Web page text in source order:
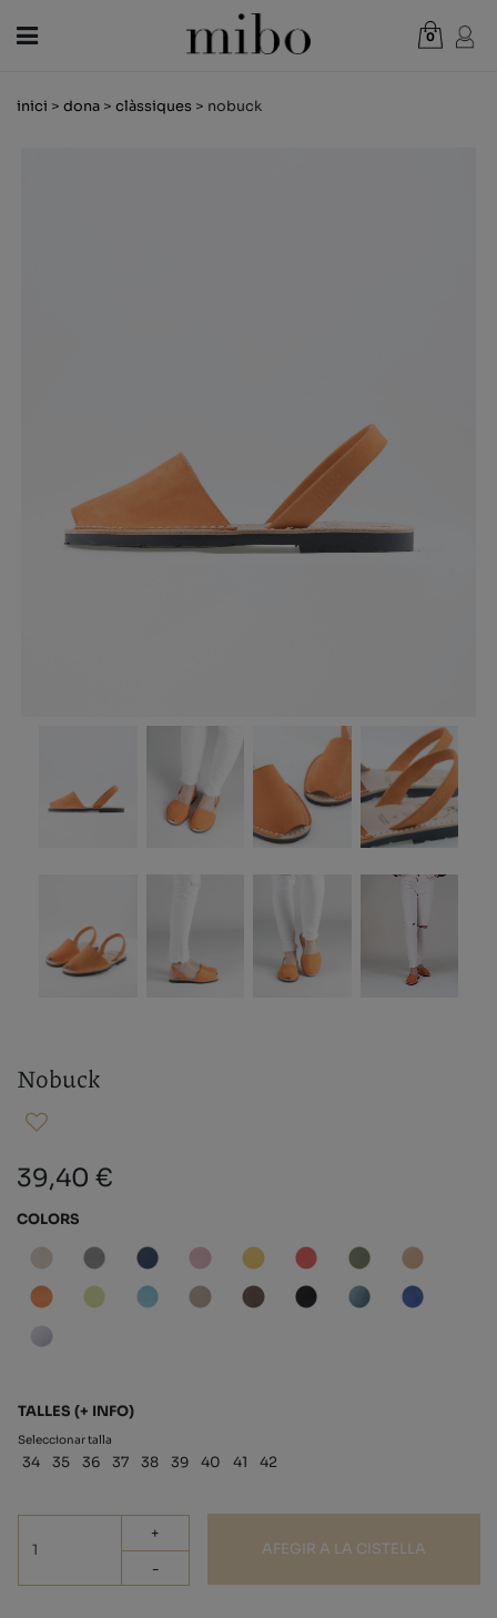
0
VEURE CISTELLA
inici > dona > clàssiques > nobuck
Nobuck
39,40 €
COLORS
TALLES (+ INFO)
Seleccionar talla
34 35 36 37 38 39 40 41 42
+
-
AFEGIR A LA CISTELLA